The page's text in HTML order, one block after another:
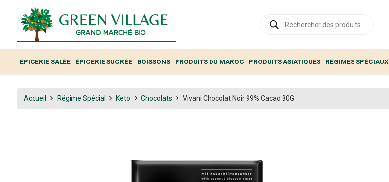
produits
ÉPICERIE SALÉE ÉPICERIE SUCRÉE BOISSONS PRODUITS DU MAROC PRODUITS ASIATIQUES RÉGIMES SPÉCIAUX
Accueil Régime Spécial Keto Chocolats Vivani Chocolat Noir 99% Cacao 80G